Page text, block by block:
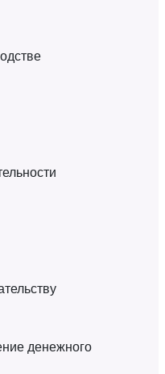
денежного